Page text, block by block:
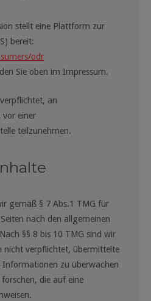
stellt eine Plattform zur
bereit:
odr
Sie oben im Impressum.
an
vor einer
teilzunehmen.
gemäß § 7 Abs.1 TMG für
nach den allgemeinen
§§ 8 bis 10 TMG sind wir
nicht verpflichtet, übermittelte
Informationen zu überwachen
die auf eine